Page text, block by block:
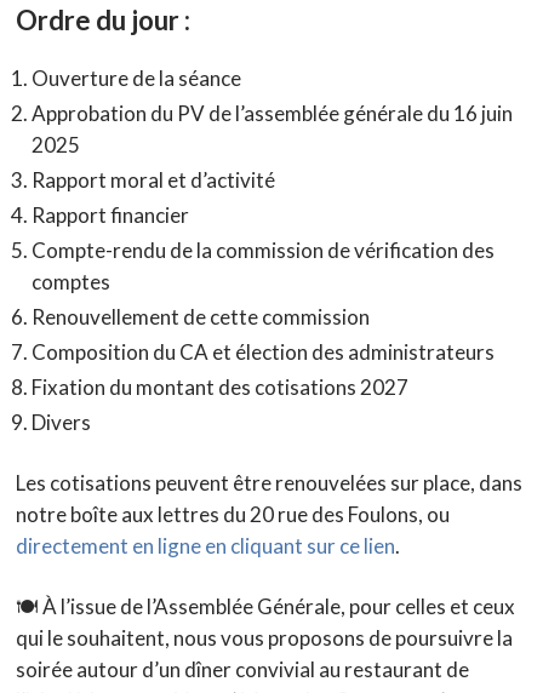
Ordre du jour :
Ouverture de la séance
Approbation du PV de l’assemblée générale du 16 juin
2025
Rapport moral et d’activité
Rapport financier
Compte-rendu de la commission de vérification des
comptes
Renouvellement de cette commission
Composition du CA et élection des administrateurs
Fixation du montant des cotisations 2027
Divers
Les cotisations peuvent être renouvelées sur place, dans
notre boîte aux lettres du 20 rue des Foulons, ou
directement en ligne en cliquant sur ce lien.
🍽️ À l’issue de l’Assemblée Générale, pour celles et ceux
qui le souhaitent, nous vous proposons de poursuivre la
soirée autour d’un dîner convivial au restaurant de